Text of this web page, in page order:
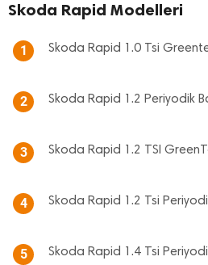
Skoda Rapid Modelleri
1 Skoda Rapid 1.0 Tsi
2 Skoda Rapid 1.2 Periyodik
3 Skoda Rapid 1.2 TSI
4 Skoda Rapid 1.2 Tsi
5 Skoda Rapid 1.4 Tsi